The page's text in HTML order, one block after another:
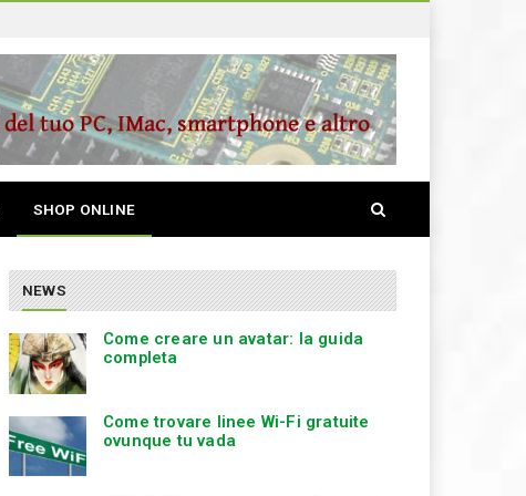
SHOP ONLINE
r
c
h
NEWS
Come creare un avatar: la guida
completa
Come trovare linee Wi-Fi gratuite
ovunque tu vada